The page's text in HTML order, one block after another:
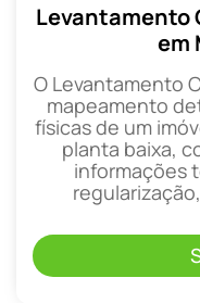
Levantamento
em
O Levantamento
mapeamento
físicas de um
planta baixa,
informações